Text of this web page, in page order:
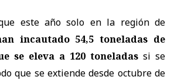
este año solo en la región de
incautado 54,5 toneladas de
se eleva a 120 toneladas si se
que se extiende desde octubre de